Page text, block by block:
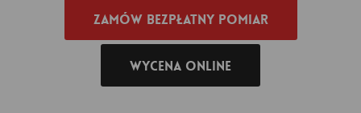
Zamów bezpłatny pomiar
Wycena online